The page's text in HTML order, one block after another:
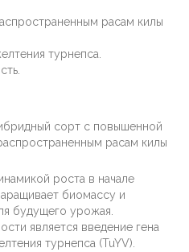
расам килы
турнепса.
сорт с повышенной
расам килы
роста в начале
биомассу и
будущего урожая.
является введение гена
турнепса (TuYV).